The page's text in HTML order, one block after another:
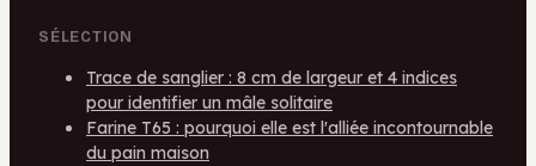
SÉLECTION
Trace de sanglier : 8 cm de largeur et 4 indices
pour identifier un mâle solitaire
Farine T65 : pourquoi elle est l'alliée incontournable
du pain maison